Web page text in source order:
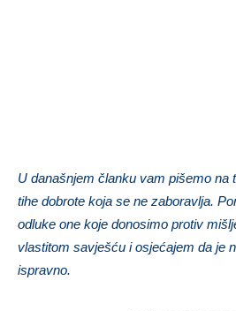
U današnjem članku vam pišemo na
tihe dobrote koja se ne zaboravlja.
odluke one koje donosimo protiv
vlastitom savješću i osjećajem da je
ispravno.